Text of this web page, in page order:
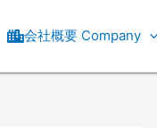
会社概要 Company